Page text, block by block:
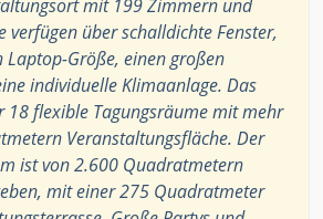
mit 199 Zimmern und
verfügen über schalldichte Fenster,
Laptop-Größe, einen großen
individuelle Klimaanlage. Das
18 flexible Tagungsräume mit mehr
Veranstaltungsfläche. Der
ist von 2.600 Quadratmetern
mit einer 275 Quadratmeter